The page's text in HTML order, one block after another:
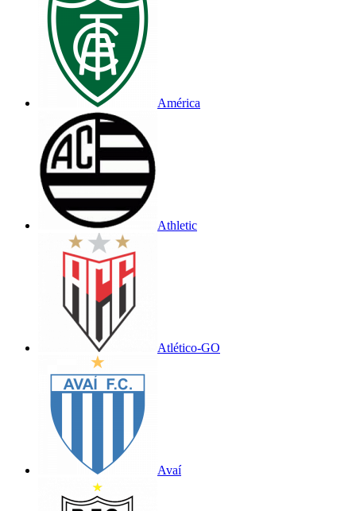
América
Athletic
Atlético-GO
Avaí